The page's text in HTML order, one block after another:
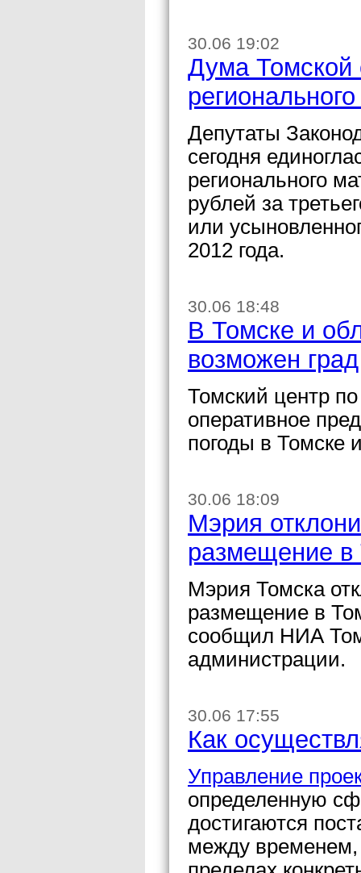
30.06 19:02
Дума Томской
Депутаты
сегодня
регионального
рублей за
или
2012 года.
30.06 18:48
В Томске и
возможен град
Томский центр
оперативное
погоды в Томске
30.06 18:09
Мэрия
размещение в
Мэрия Томска
размещение в
сообщил НИА
администрации.
30.06 17:55
Как
Управление
определенную
достигаются
между временем,